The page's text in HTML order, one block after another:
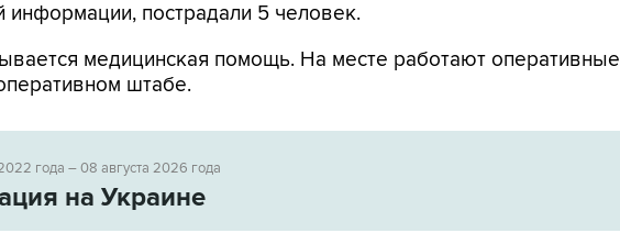
информации, пострадали 5 человек.
медицинская помощь. На месте работают оперативные
штабе.
года – 08 августа 2026 года
на Украине